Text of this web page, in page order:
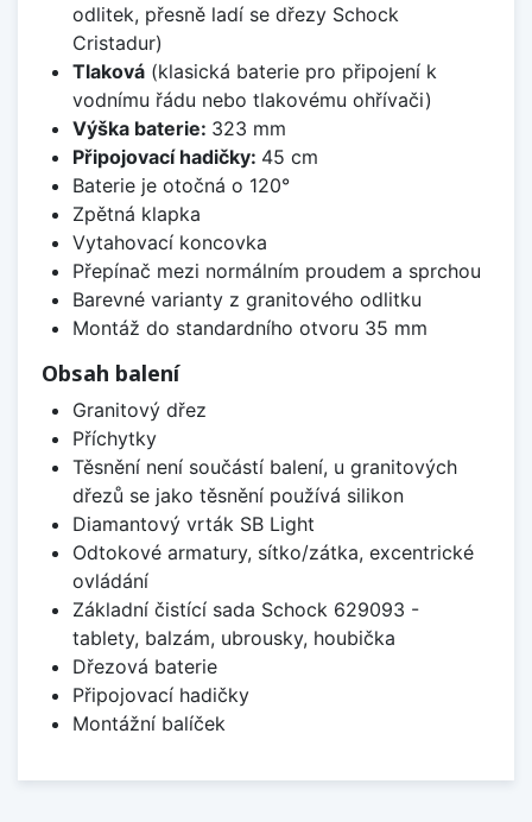
odlitek, přesně ladí se dřezy Schock
Cristadur)
Tlaková(klasická baterie pro připojení k
vodnímu řádu nebo tlakovému ohřívači)
Výška baterie: 323 mm
Připojovací hadičky: 45 cm
Baterie je otočná o 120°
Zpětná klapka
Vytahovací koncovka
Přepínač mezi normálním proudem a sprchou
Barevné varianty z granitového odlitku
Montáž do standardního otvoru 35 mm
Obsah balení
Granitový dřez
Příchytky
Těsnění není součástí balení, u granitových
dřezů se jako těsnění používá silikon
Diamantový vrták SB Light
Odtokové armatury, sítko/zátka, excentrické
ovládání
Základní čistící sada Schock 629093 -
tablety, balzám, ubrousky, houbička
Dřezová baterie
Připojovací hadičky
Montážní balíček